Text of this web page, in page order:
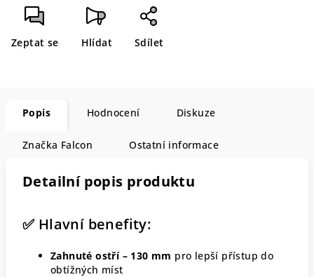
Zeptat se Hlídat Sdílet
Popis Hodnocení Diskuze
Značka Falcon Ostatní informace
Detailní popis produktu
✅ Hlavní benefity:
Zahnuté ostří – 130 mm pro lepší přístup do
obtížných míst